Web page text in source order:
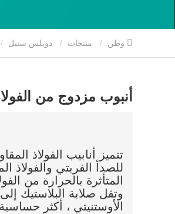
منتجات دوبلس ستيل
أنبوب مزدوج من
تتميز أنابيب الفولاذ
للصدأ الفريتي والفولاذ
المتأثرة بالحرارة من
وتقل صلابة البلاستيك
الأوستنيتي ، أكثر